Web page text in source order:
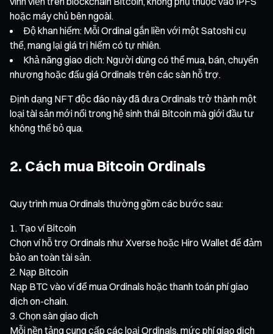
hoặc máy chủ bên ngoài.
Độ khan hiếm: Mỗi Ordinal gắn liền với một Satoshi cụ
thể, mang lại giá trị hiếm có tự nhiên.
Khả năng giao dịch: Người dùng có thể mua, bán, chuyển
nhượng hoặc đấu giá Ordinals trên các sàn hỗ trợ.
Định dạng NFT độc đáo này đã đưa Ordinals trở thành một
loại tài sản mới nổi trong hệ sinh thái Bitcoin mà giới đầu tư
không thể bỏ qua.
2. Cách mua Bitcoin Ordinals
Quy trình mua Ordinals thường gồm các bước sau:
Tạo ví Bitcoin
Chọn ví hỗ trợ Ordinals như Xverse hoặc Hiro Wallet để đảm
bảo an toàn tài sản.
Nạp Bitcoin
Nạp BTC vào ví để mua Ordinals hoặc thanh toán phí giao
dịch on-chain.
Chọn sàn giao dịch
Mỗi nền tảng cung cấp các loại Ordinals, mức phí giao dịch